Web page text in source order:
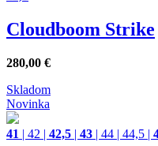
Cloudboom Strike
280,00 €
Skladom
Novinka
41 | 42 | 42,5 | 43 | 44 | 44,5 |